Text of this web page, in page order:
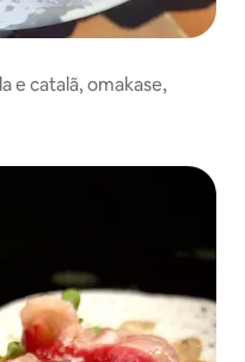
e catalã, omakase,